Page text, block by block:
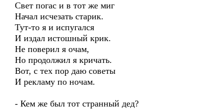
Свет погас и в тот же миг
Начал исчезать старик.
Тут-то я и испугался
И издал истошный крик.
Не поверил я очам,
Но продолжил я кричать.
Вот, с тех пор даю советы
И рекламу по ночам.
- Кем же был тот странный дед?